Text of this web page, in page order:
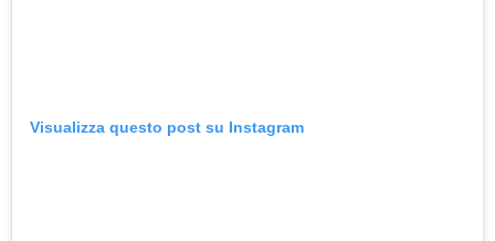
Visualizza questo post su Instagram